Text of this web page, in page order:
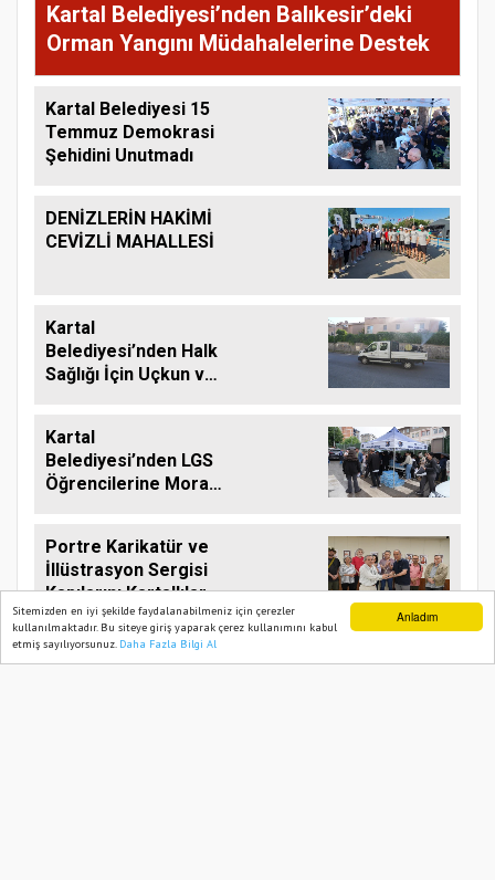
Anladım
Sitemizden en iyi şekilde faydalanabilmeniz için çerezler
kullanılmaktadır. Bu siteye giriş yaparak çerez kullanımını kabul
etmiş sayılıyorsunuz. Daha Fazla Bilgi Al
Kartal Belediyesi’nden Balıkesir’deki
Orman Yangını Müdahalelerine Destek
Kartal Belediyesi 15
Temmuz Demokrasi
Şehidini Unutmadı
DENİZLERİN HAKİMİ
CEVİZLİ MAHALLESİ
Kartal
Belediyesi’nden Halk
Sağlığı İçin Uçkun ve
Kartal
Belediyesi’nden LGS
Öğrencilerine Moral
Portre Karikatür ve
İllüstrasyon Sergisi
Kapılarını Kartallılar
İçin Açtı
Ana Sayfa Web TV